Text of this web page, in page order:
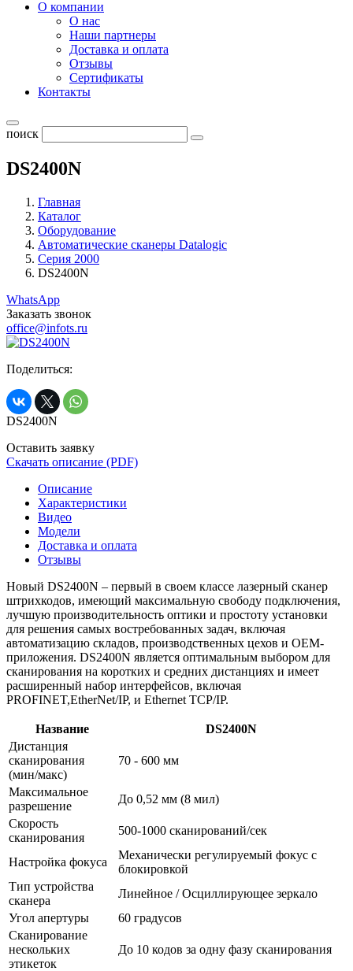
О компании
О нас
Наши партнеры
Доставка и оплата
Отзывы
Сертификаты
Контакты
поиск
DS2400N
Главная
Каталог
Оборудование
Автоматические сканеры Datalogic
Серия 2000
DS2400N
WhatsApp
Заказать звонок
office@infots.ru
Поделиться:
DS2400N
Оставить заявку
Скачать описание (PDF)
Описание
Характеристики
Видео
Модели
Доставка и оплата
Отзывы
Новый DS2400N – первый в своем классе лазерный сканер
штрихкодов, имеющий максимальную свободу подключения,
лучшую производительность оптики и простоту установки
для решения самых востребованных задач, включая
автоматизацию складов, производственных цехов и OEM-
приложения. DS2400N является оптимальным выбором для
сканирования на коротких и средних дистанциях и имеет
расширенный набор интерфейсов, включая
PROFINET,EtherNet/IP, и Ethernet TCP/IP.
Название
DS2400N
Дистанция
сканирования
(мин/макс)
70 - 600 мм
Максимальное
разрешение
До 0,52 мм (8 мил)
Скорость
сканирования
500-1000 сканирований/сек
Настройка фокуса
Механически регулируемый фокус с
блокировкой
Тип устройства
сканера
Линейное / Осциллирующее зеркало
Угол апертуры
60 градусов
Сканирование
нескольких
этикеток
До 10 кодов за одну фазу сканирования